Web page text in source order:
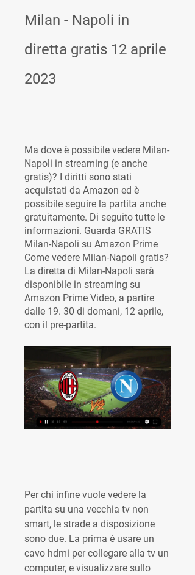
Milan - Napoli in
diretta gratis 12 aprile
2023
Ma dove è possibile vedere Milan-
Napoli in streaming (e anche
gratis)? I diritti sono stati
acquistati da Amazon ed è
possibile seguire la partita anche
gratuitamente. Di seguito tutte le
informazioni. Guarda GRATIS
Milan-Napoli su Amazon Prime
Come vedere Milan-Napoli gratis?
La diretta di Milan-Napoli sarà
disponibile in streaming su
Amazon Prime Video, a partire
dalle 19. 30 di domani, 12 aprile,
con il pre-partita.
Per chi infine vuole vedere la
partita su una vecchia tv non
smart, le strade a disposizione
sono due. La prima è usare un
cavo hdmi per collegare alla tv un
computer, e visualizzare sullo